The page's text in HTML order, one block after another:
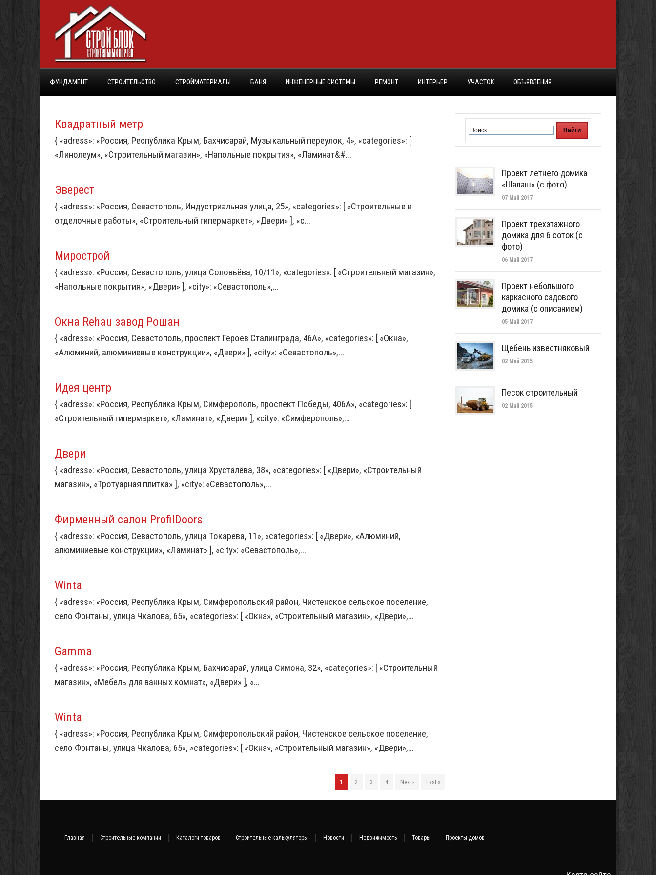
ФУНДАМЕНТ СТРОИТЕЛЬСТВО СТРОЙМАТЕРИАЛЫ БАНЯ ИНЖЕНЕРНЫЕ СИСТЕМЫ РЕМОНТ ИНТЕРЬЕР УЧАСТОК ОБЪЯВЛЕНИЯ
Квадратный метр
{ «adress»: «Россия, Республика Крым, Бахчисарай, Музыкальный переулок, 4», «categories»: [
«Линолеум», «Строительный магазин», «Напольные покрытия», «Ламинат&#...
Эверест
{ «adress»: «Россия, Севастополь, Индустриальная улица, 25», «categories»: [ «Строительные и
отделочные работы», «Строительный гипермаркет», «Двери» ], «c...
Мирострой
{ «adress»: «Россия, Севастополь, улица Соловьёва, 10/11», «categories»: [ «Строительный магазин»,
«Напольные покрытия», «Двери» ], «city»: «Севастополь»,...
Окна Rehau завод Рошан
{ «adress»: «Россия, Севастополь, проспект Героев Сталинграда, 46А», «categories»: [ «Окна»,
«Алюминий, алюминиевые конструкции», «Двери» ], «city»: «Севастополь»,...
Идея центр
{ «adress»: «Россия, Республика Крым, Симферополь, проспект Победы, 406А», «categories»: [
«Строительный гипермаркет», «Ламинат», «Двери» ], «city»: «Симферополь»,...
Двери
{ «adress»: «Россия, Севастополь, улица Хрусталёва, 38», «categories»: [ «Двери», «Строительный
магазин», «Тротуарная плитка» ], «city»: «Севастополь»,...
Фирменный салон ProfilDoors
{ «adress»: «Россия, Севастополь, улица Токарева, 11», «categories»: [ «Двери», «Алюминий,
алюминиевые конструкции», «Ламинат» ], «city»: «Севастополь»,...
Winta
{ «adress»: «Россия, Республика Крым, Симферопольский район, Чистенское сельское поселение,
село Фонтаны, улица Чкалова, 65», «categories»: [ «Окна», «Строительный магазин», «Двери»,...
Gamma
{ «adress»: «Россия, Республика Крым, Бахчисарай, улица Симона, 32», «categories»: [ «Строительный
магазин», «Мебель для ванных комнат», «Двери» ], «...
Winta
{ «adress»: «Россия, Республика Крым, Симферопольский район, Чистенское сельское поселение,
село Фонтаны, улица Чкалова, 65», «categories»: [ «Окна», «Строительный магазин», «Двери»,...
1 2 3 4 Next › Last »
Проект летнего домика
«Шалаш» (с фото)
07 Май 2017
Проект трехэтажного
домика для 6 соток (с
фото)
06 Май 2017
Проект небольшого
каркасного садового
домика (с описанием)
05 Май 2017
Щебень известняковый
02 Май 2015
Песок строительный
02 Май 2015
Главная Строительные компании Каталоги товаров Строительные калькуляторы Новости Недвижимость Товары Проекты домов